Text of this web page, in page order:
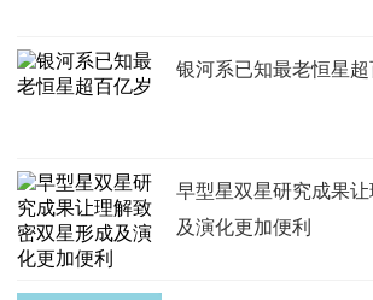
银河系已知最老恒星超
早型星双星研究成果
及演化更加便利